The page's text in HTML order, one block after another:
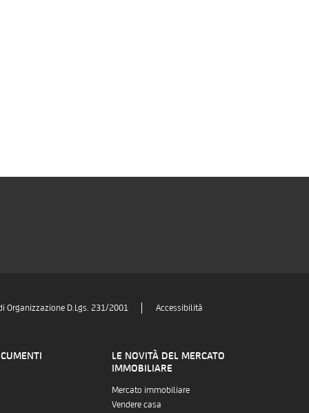
Organizzazione D.Lgs. 231/2001 Accessibilità
LE NOVITÀ DEL MERCATO
IMMOBILIARE
Mercato immobiliare
Vendere casa